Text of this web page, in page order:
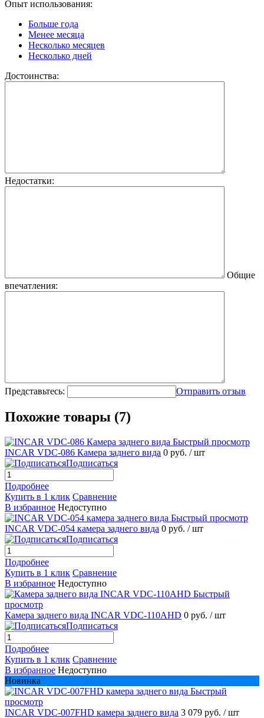
Опыт использования:
Больше года
Менее месяца
Несколько месяцев
Несколько дней
Достоинства:
Недостатки:
Общие
впечатления:
Представьтесь: Отправить отзыв
Похожие товары (7)
Быстрый просмотр
INCAR VDC-086 Камера заднего вида 0 руб. / шт
Подписаться
Подробнее
Купить в 1 клик Сравнение
В избранное Недоступно
Быстрый просмотр
INCAR VDC-054 камера заднего вида 0 руб. / шт
Подписаться
Подробнее
Купить в 1 клик Сравнение
В избранное Недоступно
Быстрый
просмотр
Камера заднего вида INCAR VDC-110AHD 0 руб. / шт
Подписаться
Подробнее
Купить в 1 клик Сравнение
В избранное Недоступно
Новинка
Быстрый
просмотр
INCAR VDC-007FHD камера заднего вида 3 079 руб. / шт